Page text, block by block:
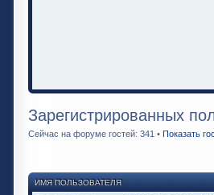
Зарегистрированных
Сейчас на форуме гостей: 341 • Показать
ИМЯ ПОЛЬЗОВАТЕЛЯ